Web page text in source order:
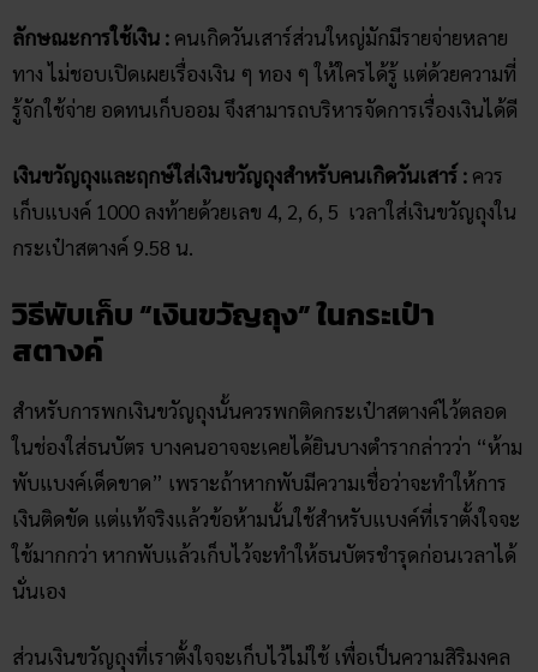
ลักษณะการใช้เงิน : คนเกิดวันเสาร์ส่วนใหญ่มักมีรายจ่ายหลาย
ทาง ไม่ชอบเปิดเผยเรื่องเงิน ๆ ทอง ๆ ให้ใครได้รู้ แต่ด้วยความที่
รู้จักใช้จ่าย อดทนเก็บออม จึงสามารถบริหารจัดการเรื่องเงินได้ดี
เงินขวัญ​ถุงและฤกษ์ใส่เงินขวัญถุงสำหรับคนเกิดวันเสาร์ : ควร
เก็บแบงค์ 1000 ลงท้ายด้วยเลข 4, 2, 6, 5 เวลาใส่เงินขวัญถุงใน
กระเป๋าสตางค์ 9.58 น.
วิธีพับเก็บ “เงินขวัญถุง” ในกระเป๋า
สตางค์
สำหรับการพกเงินขวัญถุงนั้นควรพกติดกระเป๋าสตางค์ไว้ตลอด
ในช่องใส่ธนบัตร บางคนอาจจะเคยได้ยินบางตำรากล่าวว่า “ห้าม
พับแบงค์เด็ดขาด” เพราะถ้าหากพับมีความเชื่อว่าจะทำให้การ
เงินติดขัด แต่แท้จริงแล้วข้อห้ามนั้นใช้สำหรับแบงค์ที่เราตั้งใจจะ
ใช้มากกว่า หากพับแล้วเก็บไว้จะทำให้ธนบัตรชำรุดก่อนเวลาได้
นั่นเอง
ส่วนเงินขวัญถุงที่เราตั้งใจจะเก็บไว้ไม่ใช้ เพื่อเป็นความสิริมงคล